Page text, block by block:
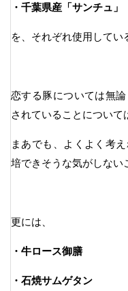
・千葉県産「サンチュ」
を、それぞれ使用してい
恋する豚については無
されていることについて
まあでも、よくよく考
培できそうな気がしない
更には、
・牛ロース御膳
・石焼サムゲタン